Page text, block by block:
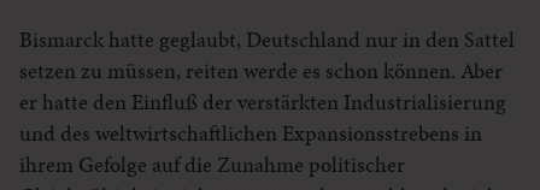
Bismarck hatte geglaubt, Deutschland nur in den Sattel
setzen zu müssen, reiten werde es schon können. Aber
er hatte den Einfluß der verstärkten Industrialisierung
und des weltwirtschaftlichen Expansionsstrebens in
ihrem Gefolge auf die Zunahme politischer